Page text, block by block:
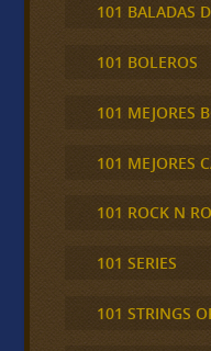
101 BALADAS
101 BOLEROS
101 MEJORES
101 MEJORES
101 ROCK N
101 SERIES
101 STRINGS